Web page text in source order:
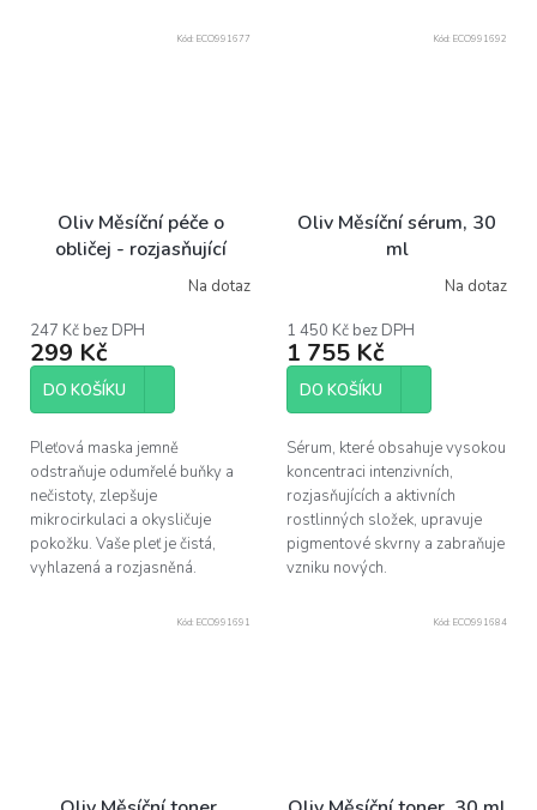
Oliv Měsíční péče o
obličej - rozjasňující
přírodní krém proti
ml
produktu
je
5,0
5
Na dotaz
247 Kč bez DPH
299 Kč
DO KOŠÍKU
Pleťová maska jemně
odstraňuje odumřelé buňky a
nečistoty, zlepšuje
mikrocirkulaci a okysličuje
pokožku. Vaše pleť je čistá,
vyhlazená a rozjasněná.
Kód: ECO991677
Oliv Měsíční sérum, 30
ml
produktu
je
4,3
5
Na dotaz
1 450 Kč bez DPH
1 755 Kč
DO KOŠÍKU
Sérum, které obsahuje vysokou
koncentraci intenzivních,
rozjasňujících a aktivních
rostlinných složek, upravuje
pigmentové skvrny a zabraňuje
vzniku nových.
Kód: ECO991692
Kód: ECO991691 Kód: ECO991684